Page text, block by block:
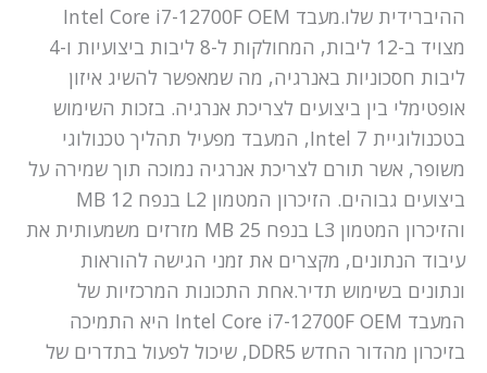
ההיברידית שלו.מעבד Intel Core i7-12700F OEM
מצויד ב-12 ליבות, המחולקות ל-8 ליבות ביצועיות ו-4
ליבות חסכוניות באנרגיה, מה שמאפשר להשיג איזון
אופטימלי בין ביצועים לצריכת אנרגיה. בזכות השימוש
בטכנולוגיית Intel 7, המעבד מפעיל תהליך טכנולוגי
משופר, אשר תורם לצריכת אנרגיה נמוכה תוך שמירה על
ביצועים גבוהים. הזיכרון המטמון L2 בנפח 12 MB
והזיכרון המטמון L3 בנפח 25 MB מזרזים משמעותית את
עיבוד הנתונים, מקצרים את זמני הגישה להוראות
ונתונים בשימוש תדיר.אחת התכונות המרכזיות של
המעבד Intel Core i7-12700F OEM היא התמיכה
בזיכרון מהדור החדש DDR5, שיכול לפעול בתדרים של